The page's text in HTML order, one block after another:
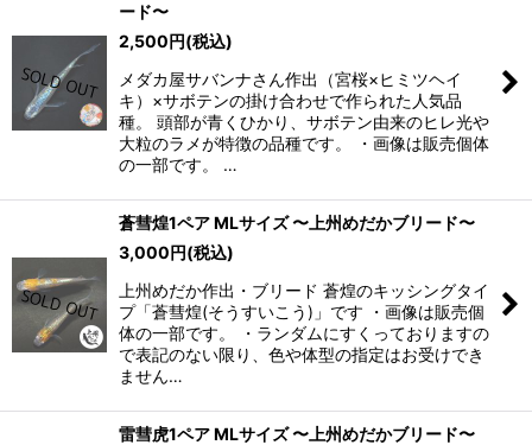
ード〜
2,500円(税込)
メダカ屋サバンナさん作出（宮桜×ヒミツヘイ
キ）×サボテンの掛け合わせで作られた人気品
種。 頭部が青くひかり、サボテン由来のヒレ光や
大粒のラメが特徴の品種です。 ・画像は販売個体
の一部です。 …
蒼彗煌1ペア MLサイズ 〜上州めだかブリード〜
3,000円(税込)
上州めだか作出・ブリード 蒼煌のキッシングタイ
プ「蒼彗煌(そうすいこう)」です ・画像は販売個
体の一部です。 ・ランダムにすくっておりますの
で表記のない限り、色や体型の指定はお受けでき
ません…
雷彗虎1ペア MLサイズ 〜上州めだかブリード〜